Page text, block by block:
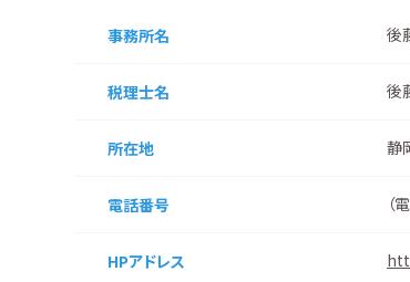
事務所名 後
税理士名 後
所在地 静
電話番号 （
HPアドレス